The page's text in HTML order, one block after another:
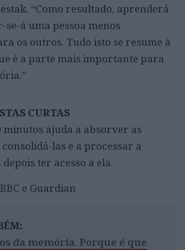
“Como resultado, aprenderá
á uma pessoa menos
os outros. Tudo isto se resume à
é a parte mais importante para
CURTAS
ajuda a absorver as
las e a processar a
ter acesso a ela.
e Guardian
da memória. Porque é que